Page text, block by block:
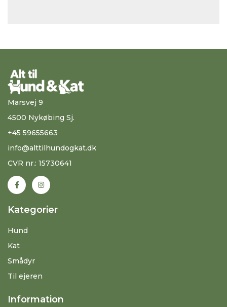
Marsvej 9
4500 Nykøbing Sj.
+45 59655663
info@alttilhundogkat.dk
CVR nr.: 15730641
Kategorier
Hund
Kat
Smådyr
Til ejeren
Information